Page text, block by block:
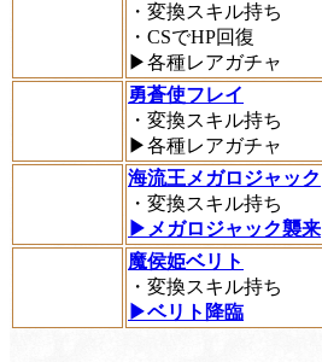
・変換スキル持ち
・CSでHP回復
▶各種レアガチャ
勇蒼使フレイ
・変換スキル持ち
▶各種レアガチャ
海流王メガロジャック
・変換スキル持ち
▶メガロジャック襲来
魔侯姫ベリト
・変換スキル持ち
▶ベリト降臨